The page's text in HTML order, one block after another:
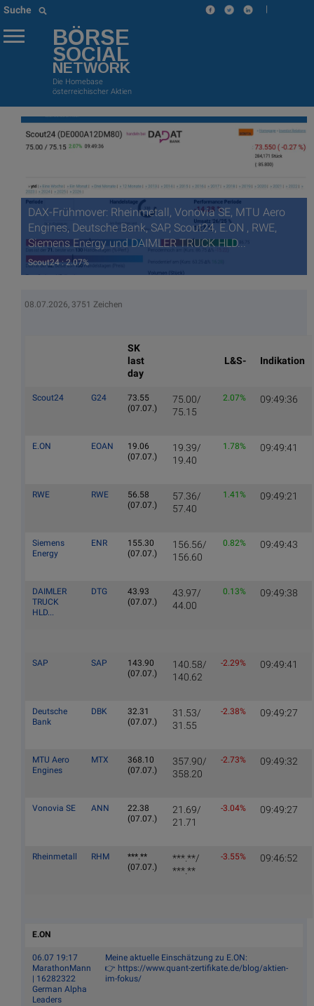
Suche |
BÖRSE
SOCIAL
NETWORK
Die Homebase
österreichischer Aktien
DAX-Frühmover: Rheinmetall, Vonovia SE, MTU Aero
Engines, Deutsche Bank, SAP, Scout24, E.ON , RWE,
Siemens Energy und DAIMLER TRUCK HLD...
Scout24 : 2.07%
08.07.2026, 3751 Zeichen
SK
last
day
L&S- Indikation
Scout24 G24
73.55
(07.07.)
75.00/
75.15
2.07% 09:49:36
E.ON EOAN
19.06
(07.07.)
19.39/
19.40
1.78% 09:49:41
RWE RWE
56.58
(07.07.)
57.36/
57.40
1.41% 09:49:21
Siemens
Energy
ENR
155.30
(07.07.)
156.56/
156.60
0.82% 09:49:43
DAIMLER
TRUCK
HLD...
DTG
43.93
(07.07.)
43.97/
44.00
0.13% 09:49:38
SAP SAP
143.90
(07.07.)
140.58/
140.62
-2.29% 09:49:41
Deutsche
Bank
DBK
32.31
(07.07.)
31.53/
31.55
-2.38% 09:49:27
MTU Aero
Engines
MTX
368.10
(07.07.)
357.90/
358.20
-2.73% 09:49:32
Vonovia SE ANN
22.38
(07.07.)
21.69/
21.71
-3.04% 09:49:27
Rheinmetall RHM
***.**
(07.07.)
***.**/
***.**
-3.55% 09:46:52
E.ON
06.07 19:17
MarathonMann
| 16282322
German Alpha
Leaders
Meine aktuelle Einschätzung zu E.ON:
👉 https://www.quant-zertifikate.de/blog/aktien-
im-fokus/